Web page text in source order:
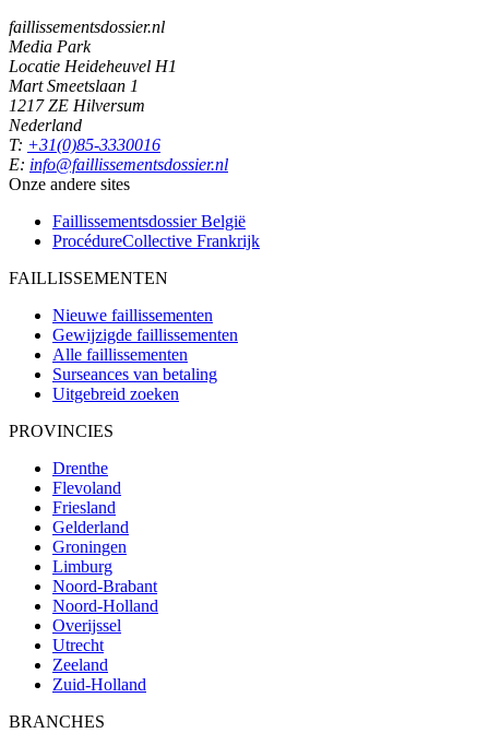
faillissementsdossier.nl
Media Park
Locatie Heideheuvel H1
Mart Smeetslaan 1
1217 ZE Hilversum
Nederland
T: +31(0)85-3330016
E: info@faillissementsdossier.nl
Onze andere sites
Faillissementsdossier België
ProcédureCollective Frankrijk
FAILLISSEMENTEN
Nieuwe faillissementen
Gewijzigde faillissementen
Alle faillissementen
Surseances van betaling
Uitgebreid zoeken
PROVINCIES
Drenthe
Flevoland
Friesland
Gelderland
Groningen
Limburg
Noord-Brabant
Noord-Holland
Overijssel
Utrecht
Zeeland
Zuid-Holland
BRANCHES